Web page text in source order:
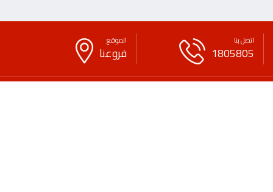
اتصل بنا
1805805
الموقع
فروعنا